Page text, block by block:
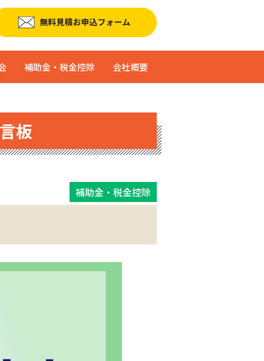
補助金・税金控除 会社概要
板
補助金・税金控除